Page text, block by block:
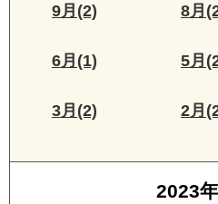
9月(2) 8月
6月(1) 5月
3月(2) 2月
2023年